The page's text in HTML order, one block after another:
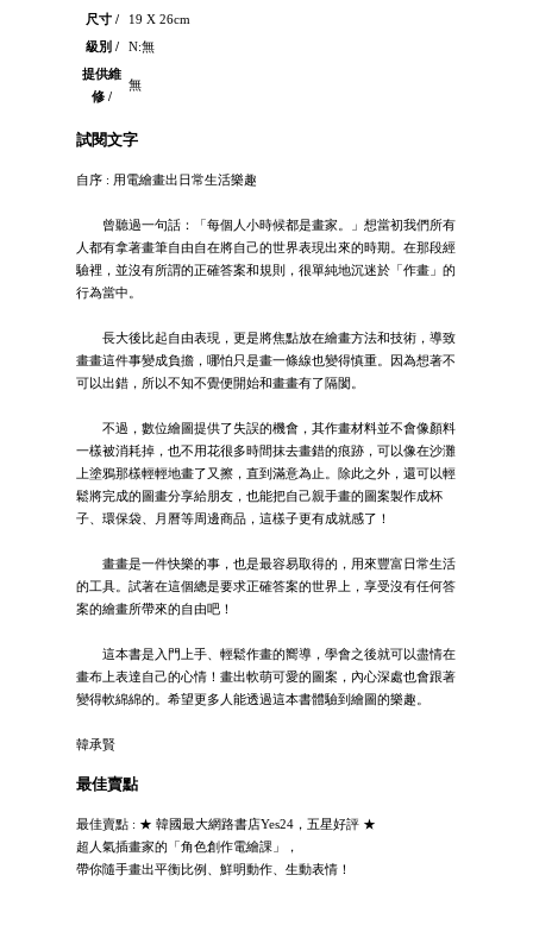
尺寸 /
19 X 26cm
級別 /
N:無
提供維
修 /
無
試閱文字
自序 : 用電繪畫出日常生活樂趣
曾聽過一句話：「每個人小時候都是畫家。」想當初我們所有
人都有拿著畫筆自由自在將自己的世界表現出來的時期。在那段經
驗裡，並沒有所謂的正確答案和規則，很單純地沉迷於「作畫」的
行為當中。
長大後比起自由表現，更是將焦點放在繪畫方法和技術，導致
畫畫這件事變成負擔，哪怕只是畫一條線也變得慎重。因為想著不
可以出錯，所以不知不覺便開始和畫畫有了隔閡。
不過，數位繪圖提供了失誤的機會，其作畫材料並不會像顏料
一樣被消耗掉，也不用花很多時間抹去畫錯的痕跡，可以像在沙灘
上塗鴉那樣輕輕地畫了又擦，直到滿意為止。除此之外，還可以輕
鬆將完成的圖畫分享給朋友，也能把自己親手畫的圖案製作成杯
子、環保袋、月曆等周邊商品，這樣子更有成就感了！
畫畫是一件快樂的事，也是最容易取得的，用來豐富日常生活
的工具。試著在這個總是要求正確答案的世界上，享受沒有任何答
案的繪畫所帶來的自由吧！
這本書是入門上手、輕鬆作畫的嚮導，學會之後就可以盡情在
畫布上表達自己的心情！畫出軟萌可愛的圖案，內心深處也會跟著
變得軟綿綿的。希望更多人能透過這本書體驗到繪圖的樂趣。
韓承賢
最佳賣點
最佳賣點 : ★ 韓國最大網路書店Yes24，五星好評 ★
超人氣插畫家的「角色創作電繪課」，
帶你隨手畫出平衡比例、鮮明動作、生動表情！